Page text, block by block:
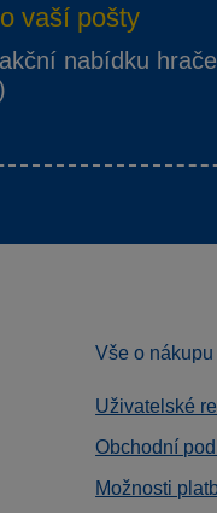
vaší pošty
nabídku
Vše o nákupu
Uživatelské
Obchodní
Možnosti